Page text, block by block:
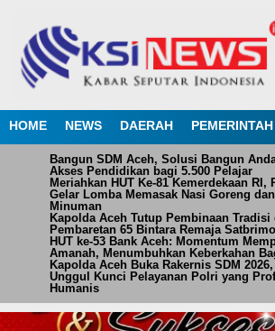
HOME NEWS DAERAH PEMERINTAH
Bangun SDM Aceh, Solusi Bangun
Akses Pendidikan bagi 5.500 Pelajar
Meriahkan HUT Ke-81 Kemerdekaan RI,
Gelar Lomba Memasak Nasi Goreng
Minuman
Kapolda Aceh Tutup Pembinaan Tradisi
Pembaretan 65 Bintara Remaja
HUT ke-53 Bank Aceh: Momentum
Amanah, Menumbuhkan Keberkahan
Kapolda Aceh Buka Rakernis SDM 2026,
Unggul Kunci Pelayanan Polri yang
Humanis